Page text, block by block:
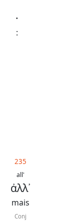
·
:
235
all'
ἀλλ᾿
mais
Conj